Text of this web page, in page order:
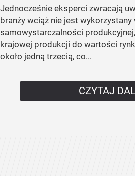
Jednocześnie eksperci zwracają
branży wciąż nie jest wykorzystany
samowystarczalności
krajowej produkcji do wartości
około jedną trzecią, co...
CZYTAJ